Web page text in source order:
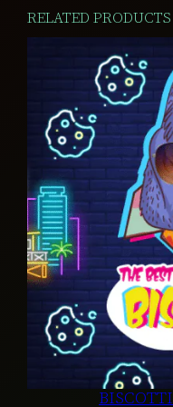
RELATED PRODUCTS